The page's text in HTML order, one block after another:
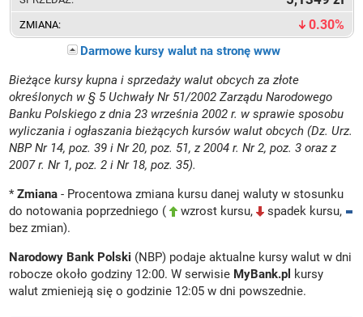
0.30%
Darmowe kursy walut na stronę www
Bieżące kursy kupna i sprzedaży walut obcych za złote
określonych w § 5 Uchwały Nr 51/2002 Zarządu Narodowego
Banku Polskiego z dnia 23 września 2002 r. w sprawie sposobu
wyliczania i ogłaszania bieżących kursów walut obcych (Dz. Urz.
NBP Nr 14, poz. 39 i Nr 20, poz. 51, z 2004 r. Nr 2, poz. 3 oraz z
2007 r. Nr 1, poz. 2 i Nr 18, poz. 35).
*Zmiana - Procentowa zmiana kursu danej waluty w stosunku
do notowania poprzedniego (
wzrost kursu,
spadek kursu,
bez zmian).
Narodowy Bank Polski (NBP) podaje aktualne kursy walut w dni
robocze około godziny 12:00. W serwisie MyBank.pl kursy
walut zmienieją się o godzinie 12:05 w dni powszednie.